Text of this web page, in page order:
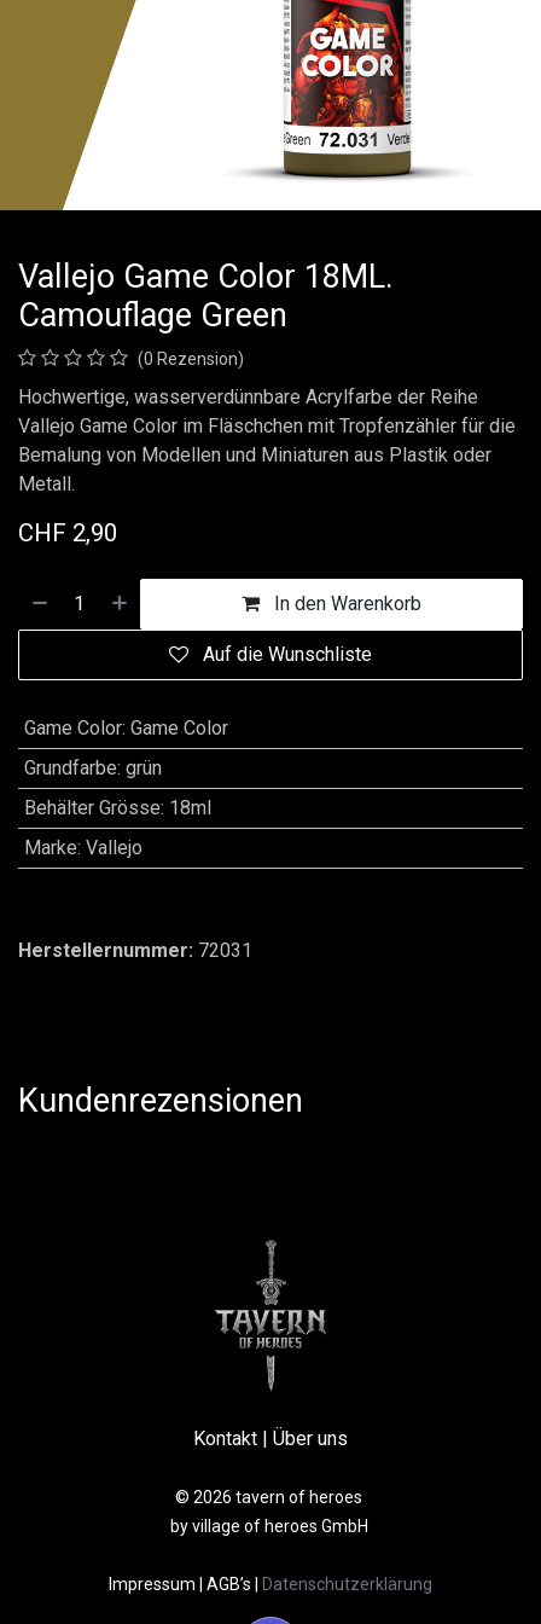
Vallejo Game Color 18ML.
Camouflage Green
(0 Rezension)
Hochwertige, wasserverdünnbare Acrylfarbe der Reihe
Vallejo Game Color im Fläschchen mit Tropfenzähler für die
Bemalung von Modellen und Miniaturen aus Plastik oder
Metall.
CHF 2,90
In den Warenkorb
Auf die Wunschliste
Game Color: Game Color
Grundfarbe: grün
Behälter Grösse: 18ml
Marke: Vallejo
Herstellernummer: 72031
Kundenrezensionen
Kontakt Über uns
© 2026 tavern of heroes
by village of heroes GmbH
Impressum AGB’s Datenschutzerklärung​